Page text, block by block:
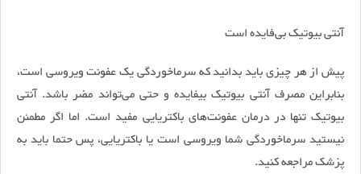
آنتی بیوتیک بی‌فایده است
پیش از هر چیزی باید بدانید که سرماخوردگی یک عفونت ویروسی است،
بنابراین مصرف آنتی بیوتیک بیفایده و حتی می‌تواند مضر باشد. آنتی
بیوتیک تنها در درمان عفونت‌های باکتریایی مفید است. اما اگر مطمئن
نیستید سرماخوردگی شما ویروسی است یا باکتریایی، پس حتما باید به
پزشک مراجعه کنید.